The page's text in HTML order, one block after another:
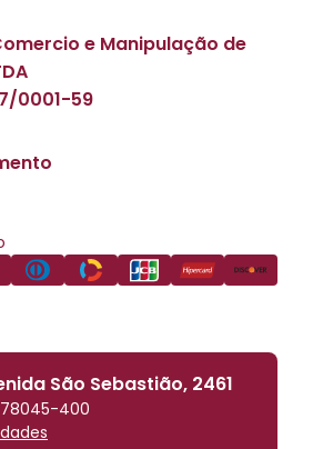
e Manipulação de
0001-59
São Sebastião, 2461
78045-400